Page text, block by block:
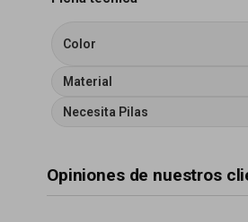
Color
Material
Necesita Pilas
Opiniones de nuestros